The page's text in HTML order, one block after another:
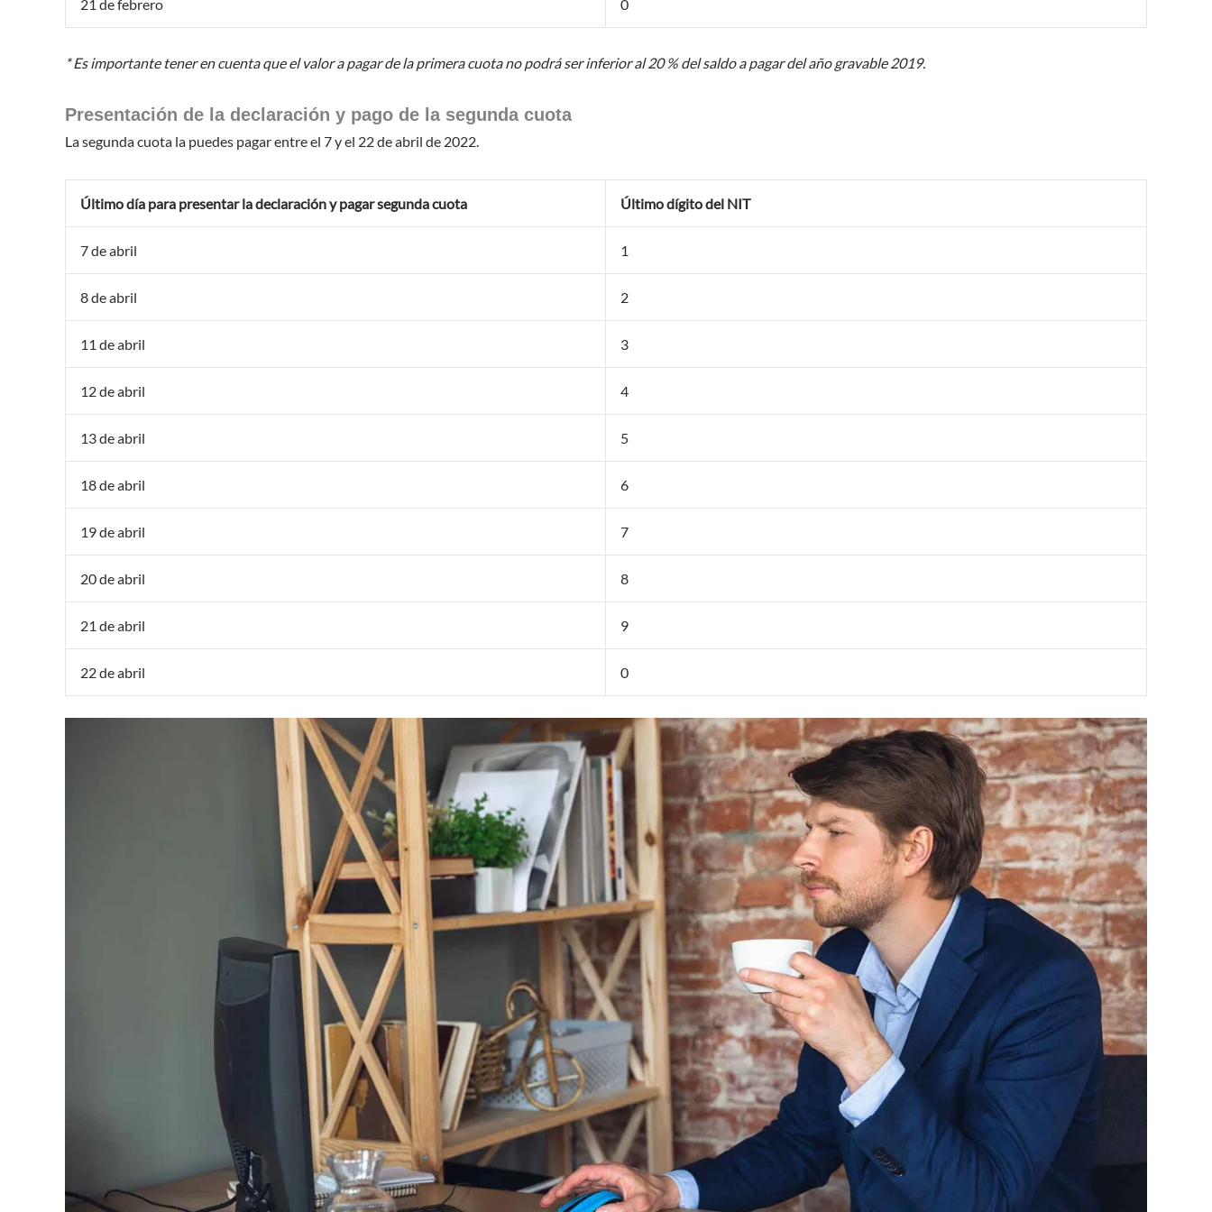
21 de febrero 0
* Es importante tener en cuenta que el valor a pagar de la primera cuota no podrá ser inferior al 20 % del saldo a pagar del año gravable 2019.
Presentación de la declaración y pago de la segunda cuota
La segunda cuota la puedes pagar entre el 7 y el 22 de abril de 2022.
Último día para presentar la declaración y pagar segunda cuota Último dígito del NIT
7 de abril 1
8 de abril 2
11 de abril 3
12 de abril 4
13 de abril 5
18 de abril 6
19 de abril 7
20 de abril 8
21 de abril 9
22 de abril 0